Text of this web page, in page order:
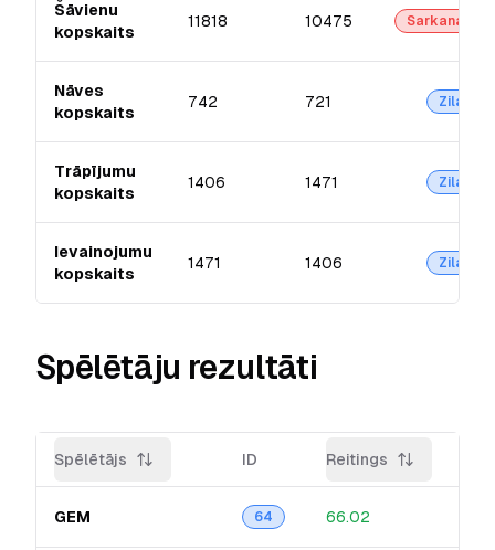
Šāvienu
kopskaits
11818 10475 Sarkanā
Nāves
kopskaits
742 721 Zilā
Trāpījumu
kopskaits
1406 1471 Zilā
Ievainojumu
kopskaits
1471 1406 Zilā
Spēlētāju rezultāti
Spēlētājs ID Reitings
GEM 64 66.02